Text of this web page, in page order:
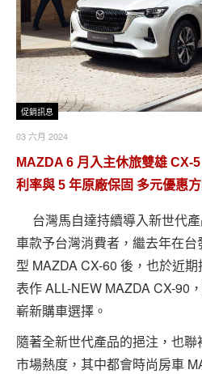
促銷訊息
03 六月 2024
MAZDA 6 月入主休旅雙雄 CX-
利率與 5 年原廠保固 多元優惠
台灣馬自達持續導入新世代
車款予台灣消費者，繼去年在
型 MAZDA CX-60 後，也於近
表作 ALL-NEW MAZDA CX-90
嶄新購車選擇。
隨著全新世代產品的挹注，也
市場熱度，其中都會時尚房車